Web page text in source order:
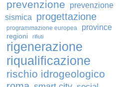
prevenzione
prevenzione
sismica
progettazione
programmazione europea province
regioni rifiuti
rigenerazione
riqualificazione
rischio idrogeologico